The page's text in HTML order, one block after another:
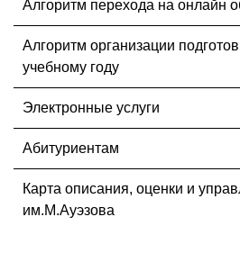
Алгоритм перехода на онлайн
Алгоритм организации
учебному году
Электронные услуги
Абитуриентам
Карта описания, оценки и
им.М.Ауэзова